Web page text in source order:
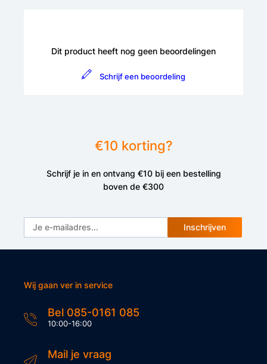
Dit product heeft nog geen beoordelingen
Schrijf een beoordeling
€10 korting?
Schrijf je in en ontvang €10 bij een bestelling
boven de €300
Inschrijven
Wij gaan ver in service
Bel 085-0161 085
10:00-16:00
Mail je vraag